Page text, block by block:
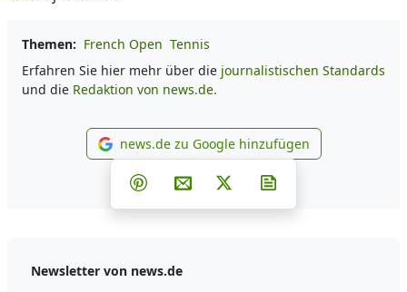
Themen: French Open Tennis
Erfahren Sie hier mehr über die journalistischen Standards
und die Redaktion von news.de.
news.de zu Google
news.de zu Google hinzufügen
Teilen auf Facebook
Teilen auf Whatsapp
Teilen auf Telegram
Teilen auf Pinterest
Per E-Mail teilen
Post auf X
Newsletter von news.de